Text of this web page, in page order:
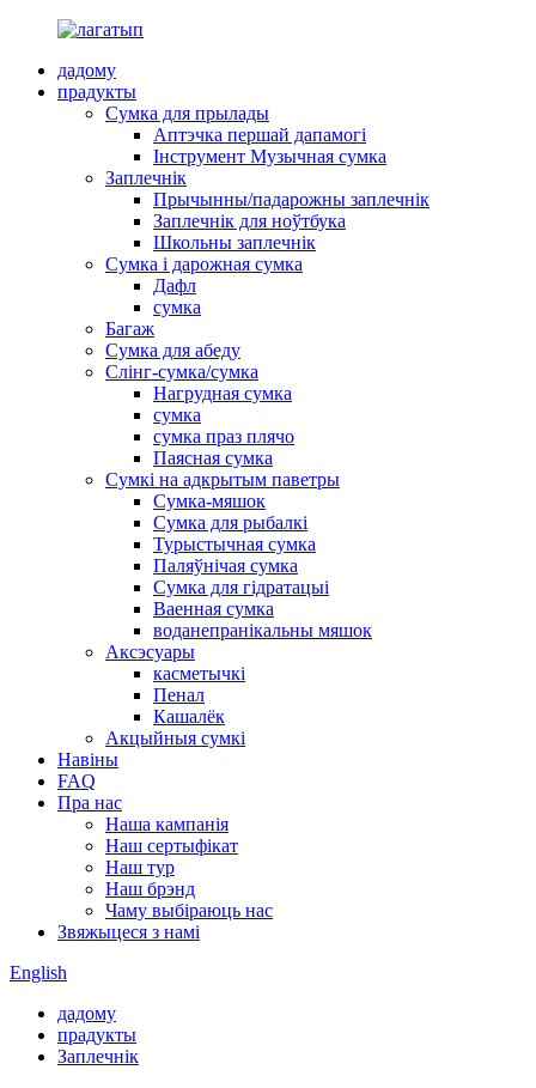
дадому
прадукты
Сумка для прылады
Аптэчка першай дапамогі
Інструмент Музычная сумка
Заплечнік
Прычынны/падарожны заплечнік
Заплечнік для ноўтбука
Школьны заплечнік
Сумка і дарожная сумка
Дафл
сумка
Багаж
Сумка для абеду
Слінг-сумка/сумка
Нагрудная сумка
сумка
сумка праз плячо
Паясная сумка
Сумкі на адкрытым паветры
Сумка-мяшок
Сумка для рыбалкі
Турыстычная сумка
Паляўнічая сумка
Сумка для гідратацыі
Ваенная сумка
воданепранікальны мяшок
Аксэсуары
касметычкі
Пенал
Кашалёк
Акцыйныя сумкі
Навіны
FAQ
Пра нас
Наша кампанія
Наш сертыфікат
Наш тур
Наш брэнд
Чаму выбіраюць нас
Звяжыцеся з намі
English
дадому
прадукты
Заплечнік